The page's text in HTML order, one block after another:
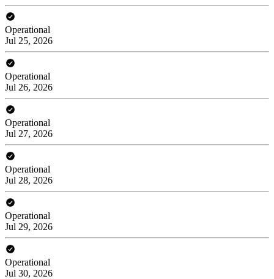
Operational
Jul 25, 2026
Operational
Jul 26, 2026
Operational
Jul 27, 2026
Operational
Jul 28, 2026
Operational
Jul 29, 2026
Operational
Jul 30, 2026